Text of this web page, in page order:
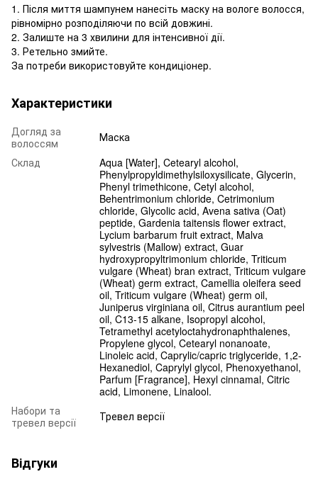
1. Після миття шампунем нанесіть маску на вологе волосся,
рівномірно розподіляючи по всій довжині.
2. Залиште на 3 хвилини для інтенсивної дії.
3. Ретельно змийте.
За потреби використовуйте кондиціонер.
Характеристики
Догляд за
волоссям
Маска
Склад
Aqua [Water], Cetearyl alcohol,
Phenylpropyldimethylsiloxysilicate, Glycerin,
Phenyl trimethicone, Cetyl alcohol,
Behentrimonium chloride, Cetrimonium
chloride, Glycolic acid, Avena sativa (Oat)
peptide, Gardenia taitensis flower extract,
Lycium barbarum fruit extract, Malva
sylvestris (Mallow) extract, Guar
hydroxypropyltrimonium chloride, Triticum
vulgare (Wheat) bran extract, Triticum vulgare
(Wheat) germ extract, Camellia oleifera seed
oil, Triticum vulgare (Wheat) germ oil,
Juniperus virginiana oil, Citrus aurantium peel
oil, C13-15 alkane, Isopropyl alcohol,
Tetramethyl acetyloctahydronaphthalenes,
Propylene glycol, Cetearyl nonanoate,
Linoleic acid, Caprylic/capric triglyceride, 1,2-
Hexanediol, Caprylyl glycol, Phenoxyethanol,
Parfum [Fragrance], Hexyl cinnamal, Citric
acid, Limonene, Linalool.
Набори та
тревел версії
Тревел версії
Відгуки